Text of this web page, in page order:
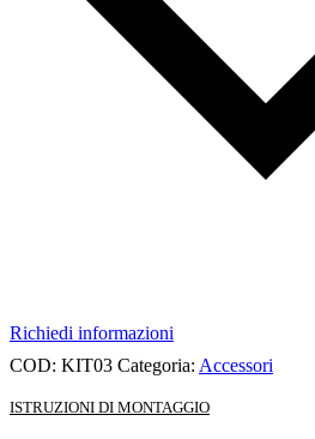
Richiedi informazioni
COD: KIT03 Categoria: Accessori
ISTRUZIONI DI MONTAGGIO